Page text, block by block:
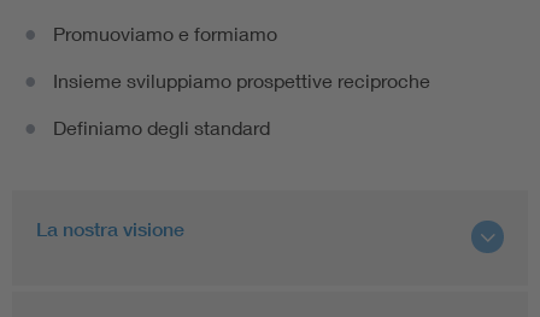
Promuoviamo e formiamo
Insieme sviluppiamo prospettive reciproche
Definiamo degli standard
La nostra visione